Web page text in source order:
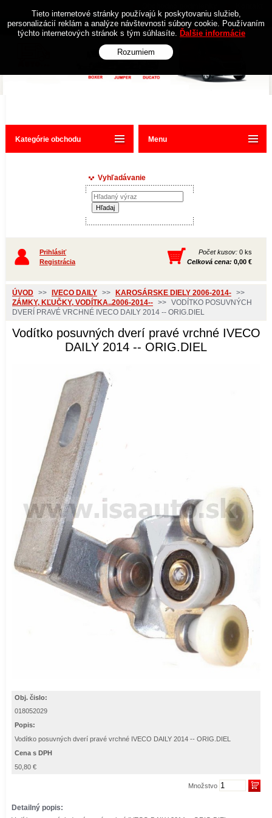
Kategórie obchodu
Vyhľadávanie
Prihlásiť
Registrácia
Počet kusov: 0 ks
Celková cena: 0,00 €
ÚVOD >> IVECO DAILY >> KAROSÁRSKE DIELY 2006-2014- >>
ZÁMKY, KĽUČKY, VODÍTKA..2006-2014-- >> VODÍTKO POSUVNÝCH
DVERÍ PRAVÉ VRCHNÉ IVECO DAILY 2014 -- ORIG.DIEL
Vodítko posuvných dverí pravé vrchné IVECO
DAILY 2014 -- ORIG.DIEL
Obj. čislo:
018052029
Popis:
Vodítko posuvných dverí pravé vrchné IVECO DAILY 2014 -- ORIG.DIEL
Cena s DPH
50,80 €
Množstvo
Detailný popis:
Menu
Tieto internetové stránky používajú k poskytovaniu služieb,
personalizácií reklám a analýze návštevnosti súbory cookie. Používaním
týchto internetových stránok s tým súhlasíte. Ďalšie informácie
Rozumiem